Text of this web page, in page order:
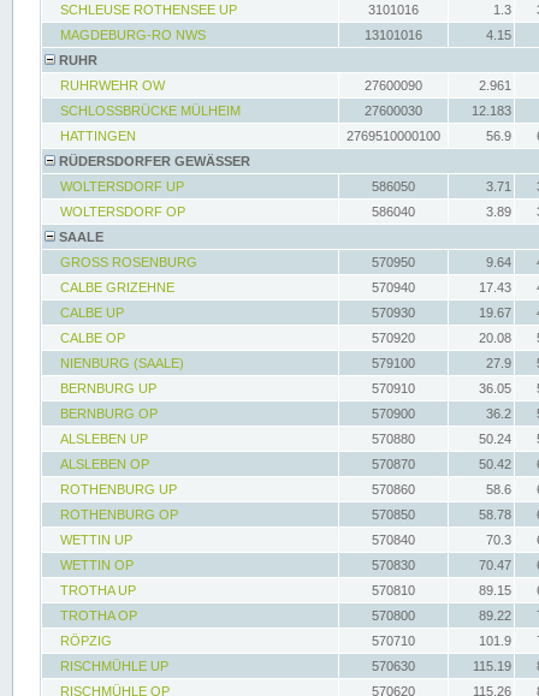
SCHLEUSE ROTHENSEE UP
3101016 1.3
MAGDEBURG-RO NWS
13101016
4.15
RUHR
RUHRWEHR OW
27600090
2.961
SCHLOSSBRÜCKE MÜLHEIM
27600030
12.183
HATTINGEN
2769510000100 56.9
RÜDERSDORFER GEWÄSSER
WOLTERSDORF UP
586050 3.71
WOLTERSDORF OP
586040 3.89
SAALE
GROSS ROSENBURG
570950 9.64
CALBE GRIZEHNE
570940 17.43
CALBE UP
570930 19.67
CALBE OP
570920 20.08
NIENBURG (SAALE)
579100 27.9
BERNBURG UP
570910 36.05
BERNBURG OP
570900 36.2
ALSLEBEN UP
570880 50.24
ALSLEBEN OP
570870 50.42
ROTHENBURG UP
570860 58.6
ROTHENBURG OP
570850 58.78
WETTIN UP
570840 70.3
WETTIN OP
570830 70.47
TROTHA UP
570810 89.15
TROTHA OP
570800 89.22
RÖPZIG
570710 101.9
RISCHMÜHLE UP
570630 115.19
RISCHMÜHLE OP
570620 115.26